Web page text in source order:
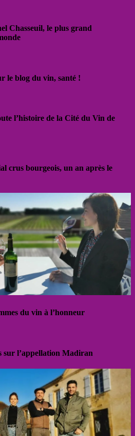
Chasseuil, le plus grand
le blog du vin, santé !
l’histoire de la Cité du Vin de
crus bourgeois, un an après le
du vin à l’honneur
sur l’appellation Madiran